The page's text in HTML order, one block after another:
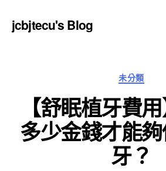
jcbjtecu's Blog
分
類
未分類
【舒眠植牙費
多少金錢才能
牙？